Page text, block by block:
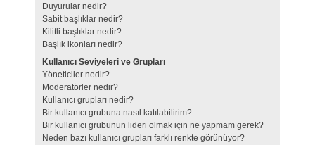
Duyurular nedir?
Sabit başlıklar nedir?
Kilitli başlıklar nedir?
Başlık ikonları nedir?
Kullanıcı Seviyeleri ve Grupları
Yöneticiler nedir?
Moderatörler nedir?
Kullanıcı grupları nedir?
Bir kullanıcı grubuna nasıl katılabilirim?
Bir kullanıcı grubunun lideri olmak için ne yapmam gerek?
Neden bazı kullanıcı grupları farklı renkte görünüyor?